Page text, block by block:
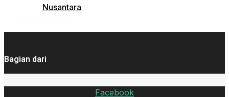
Nusantara
Bagian dari
Facebook